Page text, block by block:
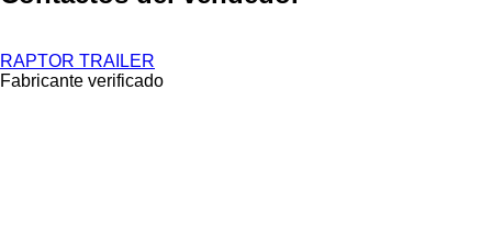
RAPTOR TRAILER
Fabricante verificado